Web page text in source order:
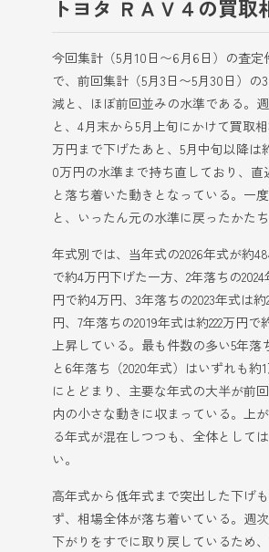
トヨタ ＲＡＶ４の買取
今回集計（5月10日〜6月6日）の査定
で、前回集計（5月3日〜5月30日）の
減と、ほぼ前回並みの水準である。
と、4月末から5月上旬にかけて買取
万円まで下げたあと、5月中旬以降は
0万円の水準まで持ち直しており、直
と落ち着いた動きとなっている。一
と、いったん元の水準に戻ったかたち
年式別では、当年式の2026年式が約
で約4万円下げた一方、2年落ちの
円で約4万円、3年落ちの2023年式は
円、7年落ちの2019年式は約222万円
上昇している。最も件数の多い5年落ち
と6年落ち（2020年式）はいずれも約
にとどまり、主要な年式の大半が前
内の小さな動きに収まっている。上
る年式が混在しつつも、全体として
い。
高年式から低年式まで突出した下げ
ず、相場全体が落ち着いている。週
下がりをすでに取り戻しているため